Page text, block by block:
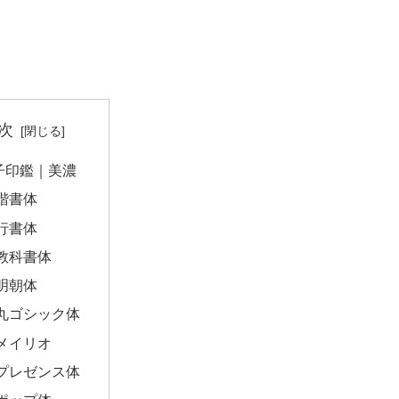
印鑑｜美濃
書体
書体
科書体
朝体
ゴシック体
イリオ
レゼンス体